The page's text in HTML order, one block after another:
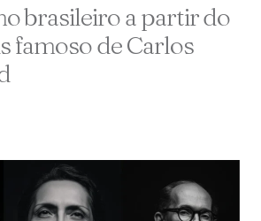
brasileiro a partir do
famoso de Carlos